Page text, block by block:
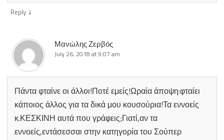
Reply ↓
Μανώλης Ζερβός
July 26, 2018 at 9:07 am
Πάντα φταίνε οι άλλοι!Ποτέ εμείς!Ωραία άποψη:φταίει
κάποιος άλλος για τα δικά μου κουσούρια!Τα εννοείς
κ.ΚΕΣΚΙΝΗ αυτά που γράφεις;Γιατί,αν τα
εννοείς,εντάσεσσαι στην κατηγορία του Σούπερ